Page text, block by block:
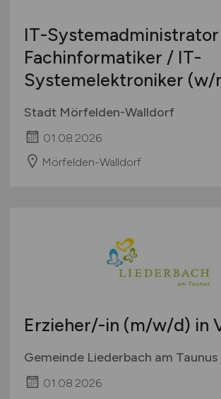
IT-
Fachinformatiker / IT-
Systemelektroniker (w/
Stadt Mörfelden-Walldorf
01.08.2026
Mörfelden-Walldorf
Erzieher/-in (m/w/d) in
Gemeinde Liederbach am Taunus
01.08.2026